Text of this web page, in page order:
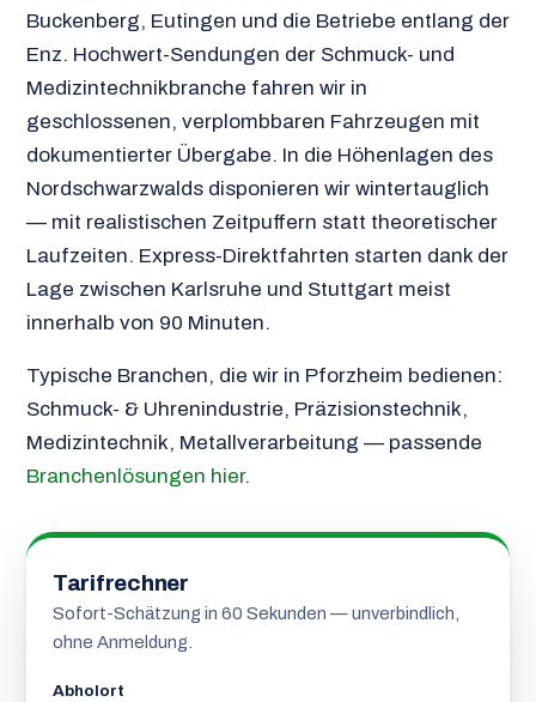
Buckenberg, Eutingen und die Betriebe entlang der
Enz. Hochwert-Sendungen der Schmuck- und
Medizintechnikbranche fahren wir in
geschlossenen, verplombbaren Fahrzeugen mit
dokumentierter Übergabe. In die Höhenlagen des
Nordschwarzwalds disponieren wir wintertauglich
— mit realistischen Zeitpuffern statt theoretischer
Laufzeiten. Express-Direktfahrten starten dank der
Lage zwischen Karlsruhe und Stuttgart meist
innerhalb von 90 Minuten.
Typische Branchen, die wir in Pforzheim bedienen:
Schmuck- & Uhrenindustrie, Präzisionstechnik,
Medizintechnik, Metallverarbeitung — passende
Branchenlösungen hier.
Tarifrechner
Sofort-Schätzung in 60 Sekunden — unverbindlich,
ohne Anmeldung.
Abholort